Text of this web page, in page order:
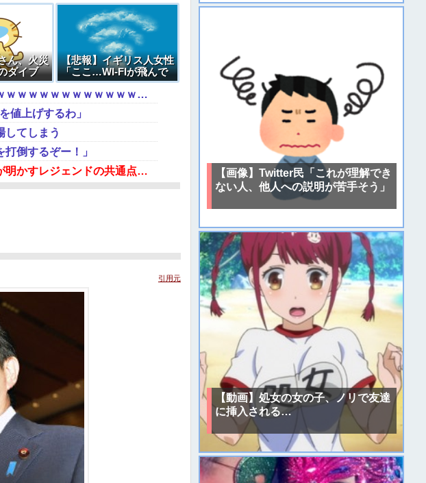
ん、火災
ダイブ
【悲報】イギリス人女性
「ここ…WI-FIが飛んで
る……」 →
【動画】あのちゃん、また我々をシコらすｗｗｗｗｗｗｗｗｗｗｗｗｗｗｗｗｗｗｗｗｗｗｗｗ
値上げするわ」
してしまう
倒するぞー！」
「ジャニーさんとつかこうへい氏は同じ」少年隊・錦織一清が明かすレジェンドの共通点と我流の演出論
引用元
【画像】Twitter民「これが理解でき
ない人、他人への説明が苦手そう」
【動画】処女の女の子、ノリで友達
に挿入される…